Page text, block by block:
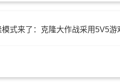
模式来了：克隆大作战采用5V5游